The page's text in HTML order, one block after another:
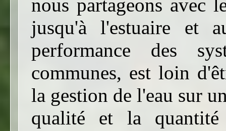
nous partageons avec
jusqu'à l'estuaire et
performance des
communes, est loin
la gestion de l'eau sur
qualité et la